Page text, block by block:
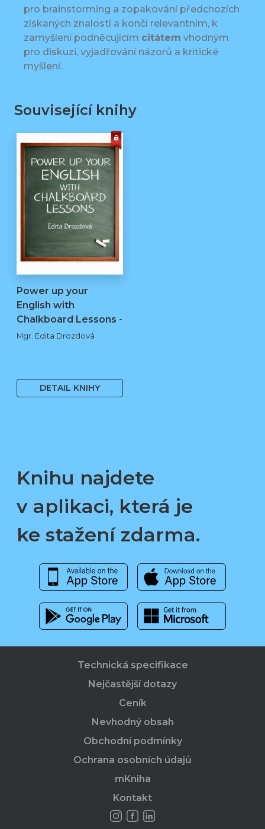
pro brainstorming a zopakování předchozích
získaných znalostí a končí relevantním, k
zamyšlení podněcujícím citátem vhodným
pro diskuzi, vyjadřování názorů a kritické
myšlení.
Související knihy
Power up your
English with
Chalkboard Lessons -
…
Mgr. Edita Drozdová
DETAIL KNIHY
Knihu najdete
v aplikaci, která je
ke stažení zdarma.
Technická specifikace
Nejčastější dotazy
Ceník
Nevhodný obsah
Obchodní podmínky
Ochrana osobních údajů
mKniha
Kontakt